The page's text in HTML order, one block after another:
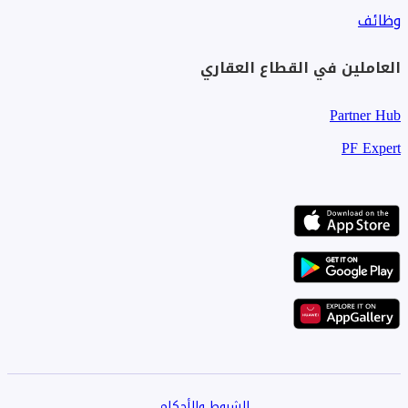
وظائف
العاملين في القطاع العقاري
Partner Hub
PF Expert